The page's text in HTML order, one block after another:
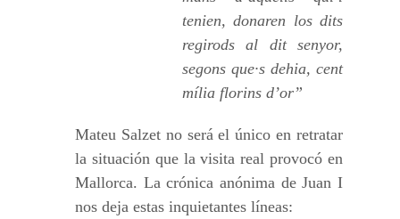
tenien, donaren los dits
regirods al dit senyor,
segons que·s dehia, cent
mília florins d’or”
Mateu Salzet no será el único en retratar
la situación que la visita real provocó en
Mallorca. La crónica anónima de Juan I
nos deja estas inquietantes líneas: